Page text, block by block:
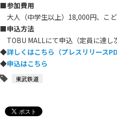
■参加費用
大人（中学生以上）18,000円、こ
■申込方法
TOBU MALLにて申込（定員に達し
◆詳しくはこちら（プレスリリース
◆申込はこちら
東武鉄道